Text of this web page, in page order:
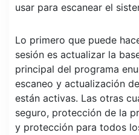
usar para escanear el
Lo primero que puede
sesión es actualizar la
principal del programa
escaneo y actualización
están activas. Las otras
seguro, protección de la
y protección para todos